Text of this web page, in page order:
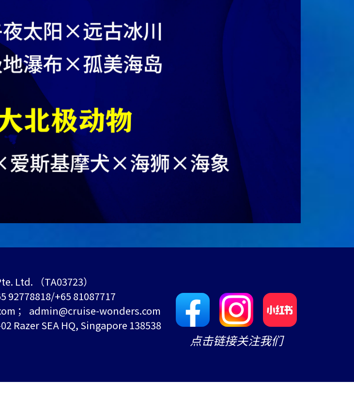
Ltd. （TA03723）
92778818/+65 81087717
； admin@cruise-wonders.com
Razer SEA HQ, Singapore 138538
点击链接关注我们